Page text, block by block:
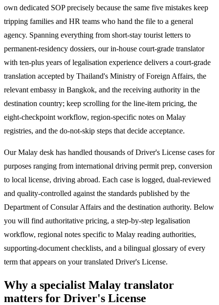
own dedicated SOP precisely because the same five mistakes keep
tripping families and HR teams who hand the file to a general
agency. Spanning everything from short-stay tourist letters to
permanent-residency dossiers, our in-house court-grade translator
with ten-plus years of legalisation experience delivers a court-grade
translation accepted by Thailand's Ministry of Foreign Affairs, the
relevant embassy in Bangkok, and the receiving authority in the
destination country; keep scrolling for the line-item pricing, the
eight-checkpoint workflow, region-specific notes on Malay
registries, and the do-not-skip steps that decide acceptance.
Our Malay desk has handled thousands of Driver's License cases for
purposes ranging from international driving permit prep, conversion
to local license, driving abroad. Each case is logged, dual-reviewed
and quality-controlled against the standards published by the
Department of Consular Affairs and the destination authority. Below
you will find authoritative pricing, a step-by-step legalisation
workflow, regional notes specific to Malay reading authorities,
supporting-document checklists, and a bilingual glossary of every
term that appears on your translated Driver's License.
Why a specialist Malay translator
matters for Driver's License